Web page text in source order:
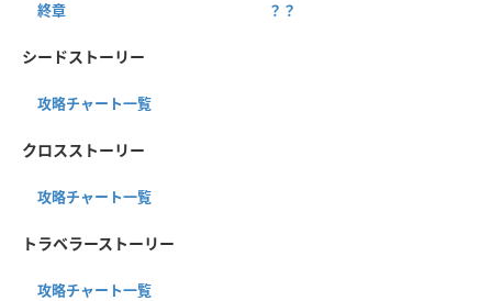
終章 ？？
シードストーリー
攻略チャート一覧
クロスストーリー
攻略チャート一覧
トラベラーストーリー
攻略チャート一覧